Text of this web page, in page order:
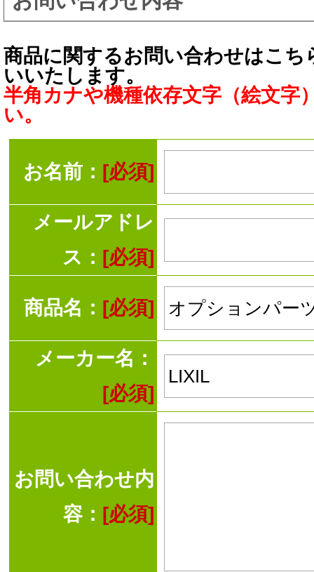
商品に関するお問い合わせはこ
いいたします。
半角カナや機種依存文字（絵文字
い。
お名前： [必須]
メールアドレ
ス： [必須]
商品名： [必須]
メーカー名：
[必須]
お問い合わせ内
容： [必須]